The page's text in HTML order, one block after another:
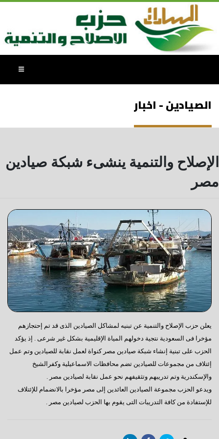
الصيادين - اخبار
الإصلاح والتنمية ينشىء شبكة صيادين
مصر
يعلن حزب الإصلاح والتنمية عن تبنيه لمشاكل الصيادين الذى قد تم إحتجازهم
مؤخرا فى السعودية نتجية دخولهم المياة الإقليمية بشكل غير شرعى . إذ يؤكد
الحزب على تبنية إنشاء شبكة صيادين مصر كنواة لعمل نقابة للصيادين وتم عمل
إئتلاف من مجموعات للصيادين تضم محافظات الاسماعيلية وكفرالشيخ
والإسكندرية وتم تدريبهم وتثقيفهم نحو عمل نقابة لصيادين مصر .
ويدعو الحزب مجموعة الصيادين العائدين إلى مصر مؤخرا بالانضمام للإئتلاف
للإستفادة من كافة التدريبات التى يقوم بها الحزب لصيادين مصر .